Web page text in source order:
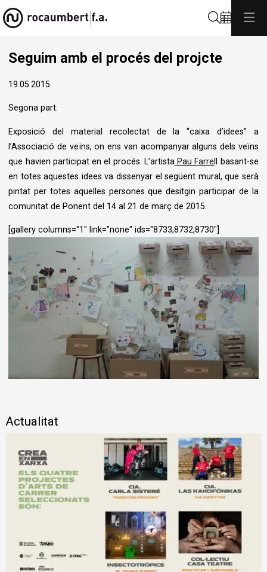
Seguim amb el procés del projcte
19.05.2015
Segona part:
Exposició del material recolectat de la “caixa d’idees” a
l’Associació de veïns, on ens van acompanyar alguns dels veïns
que havien participat en el procés. L’artistaPau Farre ll basant-se
en totes aquestes idees va dissenyar el següent mural, que serà
pintat per totes aquelles persones que desitgin participar de la
comunitat de Ponent del 14 al 21 de març de 2015.
[gallery columns="1" link="none" ids="8733,8732,8730"]
Actualitat